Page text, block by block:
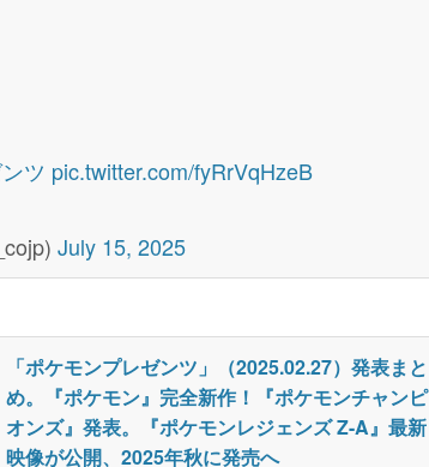
ツ pic.twitter.com/fyRrVqHzeB
July 15, 2025
「ポケモンプレゼンツ」（2025.02.27）発表まと
め。『ポケモン』完全新作！『ポケモンチャンピ
オンズ』発表。『ポケモンレジェンズ Z-A』最新
映像が公開、2025年秋に発売へ